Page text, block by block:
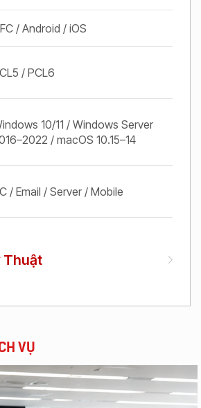
/ Android / iOS
/ PCL6
10/11 / Windows Server
/ macOS 10.15–14
/ Email / Server / Mobile
Thuật
VỤ